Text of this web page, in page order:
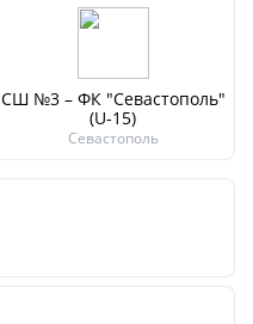
СШ №3 – ФК "Севастополь"
(U-15)
Севастополь